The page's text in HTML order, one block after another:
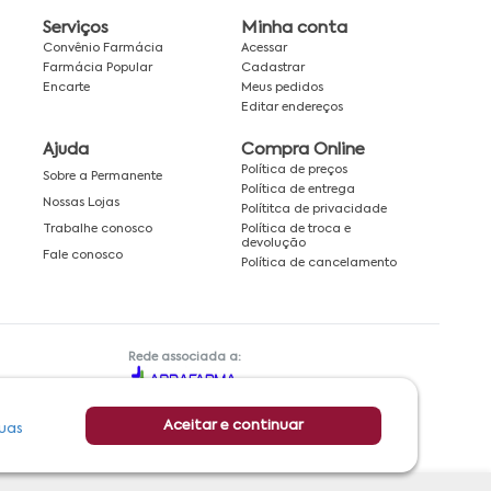
Aceitar e continuar
Serviços
Convênio Farmácia
Farmácia Popular
Encarte
Minha conta
Acessar
Cadastrar
Meus pedidos
Editar endereços
Ajuda
Sobre a Permanente
Nossas Lojas
Trabalhe conosco
Fale conosco
Compra Online
Política de preços
Política de entrega
Polítitca de privacidade
Política de troca e
devolução
Política de cancelamento
Rede associada a: